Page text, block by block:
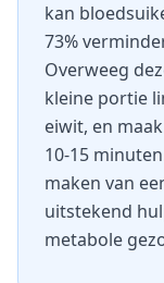
kan
73%
Overweeg
kleine portie
eiwit, en
10-15
maken van
uitstekend
metabole